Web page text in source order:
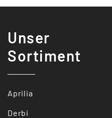
Unser
Sortiment
Aprilia
Derbi